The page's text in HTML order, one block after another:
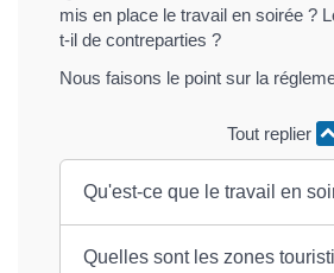
mis en place le travail en soirée ?
t-il de contreparties ?
Nous faisons le point sur la
Tout replier
Qu'est-ce que le travail en
Quelles sont les zones